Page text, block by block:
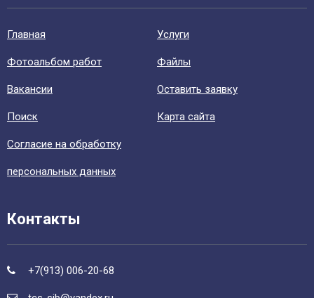
Главная Уcлуги
Фотоальбом работ Файлы
Вакансии Оставить заявку
Поиск Карта сайта
Согласие на обработку
персональных данных
Контакты
+7(913) 006-20-68